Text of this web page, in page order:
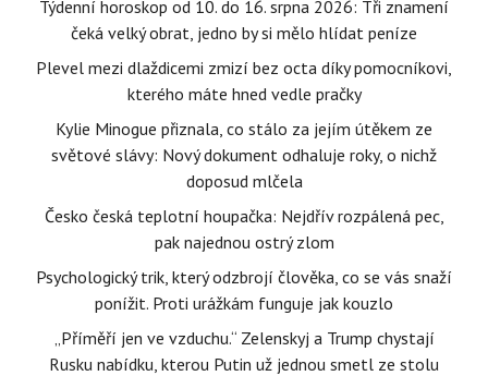
Týdenní horoskop od 10. do 16. srpna 2026: Tři znamení
čeká velký obrat, jedno by si mělo hlídat peníze
Plevel mezi dlaždicemi zmizí bez octa díky pomocníkovi,
kterého máte hned vedle pračky
Kylie Minogue přiznala, co stálo za jejím útěkem ze
světové slávy: Nový dokument odhaluje roky, o nichž
doposud mlčela
Česko česká teplotní houpačka: Nejdřív rozpálená pec,
pak najednou ostrý zlom
Psychologický trik, který odzbrojí člověka, co se vás snaží
ponížit. Proti urážkám funguje jak kouzlo
„Příměří jen ve vzduchu.“ Zelenskyj a Trump chystají
Rusku nabídku, kterou Putin už jednou smetl ze stolu